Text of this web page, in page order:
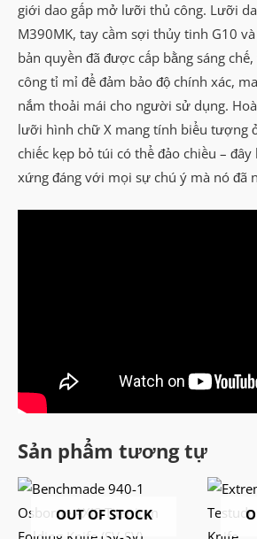
giới dao gấp mở lưỡi thủ công. Lưỡi
M390MK, tay cầm sợi thủy tinh G10
bản quyền đã được cấp bằng sáng
công tỉ mỉ để đảm bảo độ chính xác,
nắm thoải mái cho người sử dụng.
lưỡi hình chữ X mang tính biểu tượng
chiếc kẹp bỏ túi có thể đảo chiều –
xứng đáng với mọi sự chú ý mà nó đã
Sản phẩm tương tự
OUT OF STOCK